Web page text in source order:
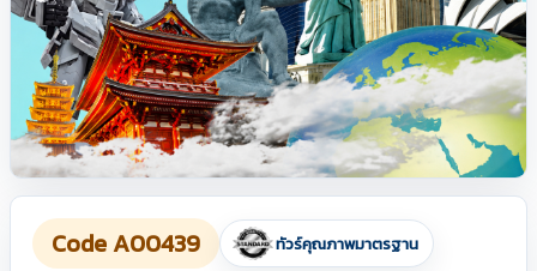
Code A00439 ทัวร์คุณภาพมาตรฐาน